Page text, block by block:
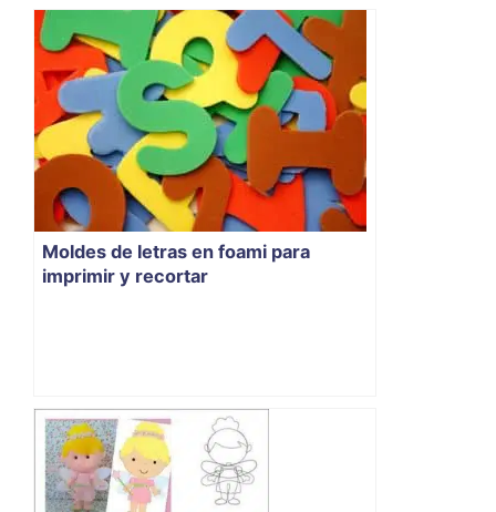
Moldes de letras en foami para
imprimir y recortar